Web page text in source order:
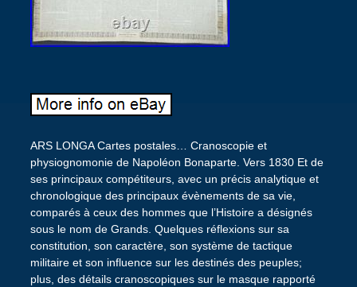
ARS LONGA Cartes postales… Cranoscopie et
physiognomonie de Napoléon Bonaparte. Vers 1830 Et de
ses principaux compétiteurs, avec un précis analytique et
chronologique des principaux évènements de sa vie,
comparés à ceux des hommes que l’Histoire a désignés
sous le nom de Grands. Quelques réflexions sur sa
constitution, son caractère, son système de tactique
militaire et son influence sur les destinés des peuples;
plus, des détails cranoscopiques sur le masque rapporté